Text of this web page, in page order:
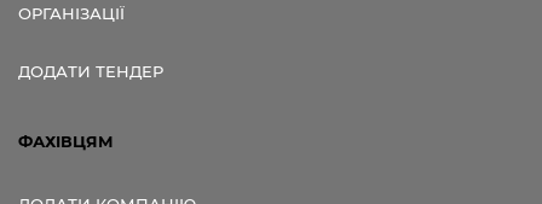
ОРГАНІЗАЦІЇ
ДОДАТИ ТЕНДЕР
ФАХІВЦЯМ